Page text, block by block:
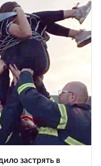
застрять в